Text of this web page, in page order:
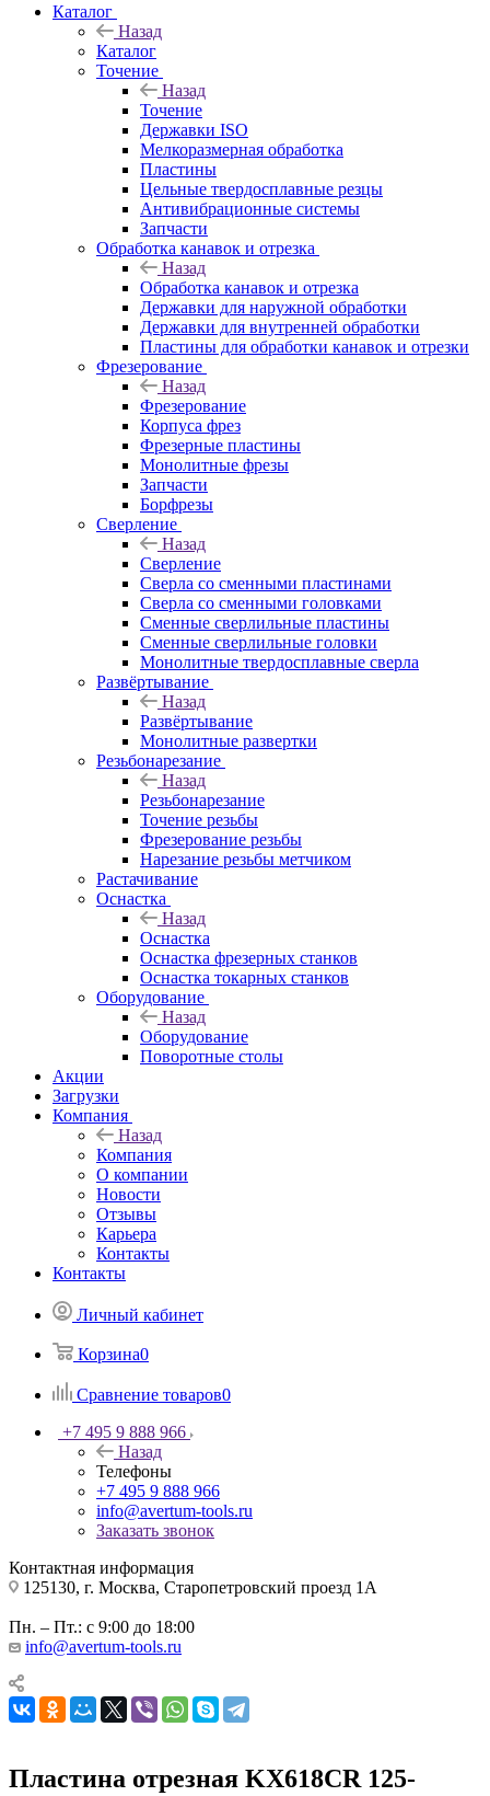
Каталог
Назад
Каталог
Точение
Назад
Точение
Державки ISO
Мелкоразмерная обработка
Пластины
Цельные твердосплавные резцы
Антивибрационные системы
Запчасти
Обработка канавок и отрезка
Назад
Обработка канавок и отрезка
Державки для наружной обработки
Державки для внутренней обработки
Пластины для обработки канавок и отрезки
Фрезерование
Назад
Фрезерование
Корпуса фрез
Фрезерные пластины
Монолитные фрезы
Запчасти
Борфрезы
Сверление
Назад
Сверление
Сверла со сменными пластинами
Сверла со сменными головками
Сменные сверлильные пластины
Сменные сверлильные головки
Монолитные твердосплавные сверла
Развёртывание
Назад
Развёртывание
Монолитные развертки
Резьбонарезание
Назад
Резьбонарезание
Точение резьбы
Фрезерование резьбы
Нарезание резьбы метчиком
Растачивание
Оснастка
Назад
Оснастка
Оснастка фрезерных станков
Оснастка токарных станков
Оборудование
Назад
Оборудование
Поворотные столы
Акции
Загрузки
Компания
Назад
Компания
О компании
Новости
Отзывы
Карьера
Контакты
Контакты
Личный кабинет
Корзина0
Сравнение товаров0
+7 495 9 888 966
Назад
Телефоны
+7 495 9 888 966
info@avertum-tools.ru
Заказать звонок
Контактная информация
125130, г. Москва, Старопетровский проезд 1А
Пн. – Пт.: с 9:00 до 18:00
info@avertum-tools.ru
Пластина отрезная KX618CR 125-